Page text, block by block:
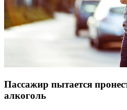
Пассажир пытается
алкоголь